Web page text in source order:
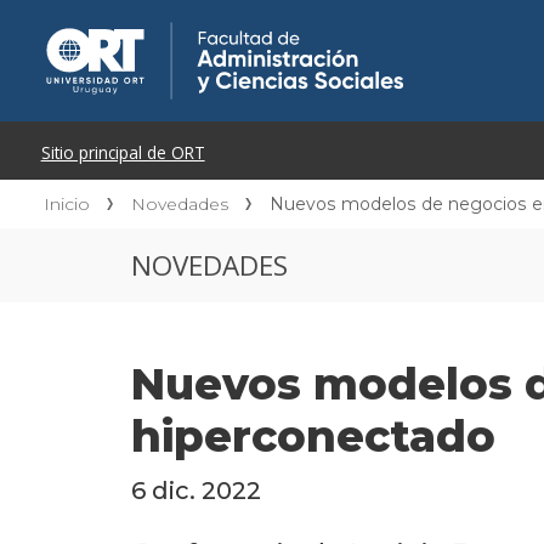
Inicio Novedades Nuevos modelos de negocios
NOVEDADES
Nuevos modelos
hiperconectado
6 dic. 2022